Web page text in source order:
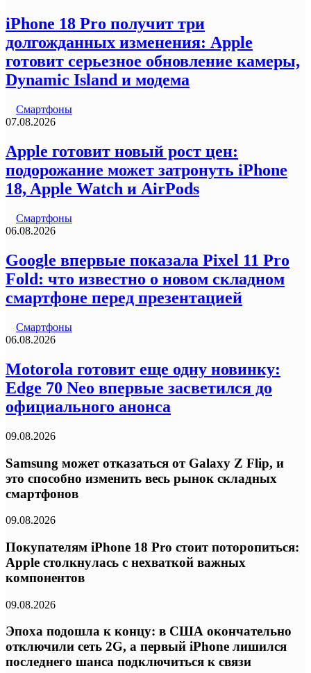
iPhone 18 Pro получит три
долгожданных изменения: Apple
готовит серьезное обновление камеры,
Dynamic Island и модема
Смартфоны
07.08.2026
Apple готовит новый рост цен:
подорожание может затронуть iPhone
18, Apple Watch и AirPods
Смартфоны
06.08.2026
Google впервые показала Pixel 11 Pro
Fold: что известно о новом складном
смартфоне перед презентацией
Смартфоны
06.08.2026
Motorola готовит еще одну новинку:
Edge 70 Neo впервые засветился до
официального анонса
09.08.2026
Samsung может отказаться от Galaxy Z Flip, и
это способно изменить весь рынок складных
смартфонов
09.08.2026
Покупателям iPhone 18 Pro стоит поторопиться:
Apple столкнулась с нехваткой важных
компонентов
09.08.2026
Эпоха подошла к концу: в США окончательно
отключили сеть 2G, а первый iPhone лишился
последнего шанса подключиться к связи